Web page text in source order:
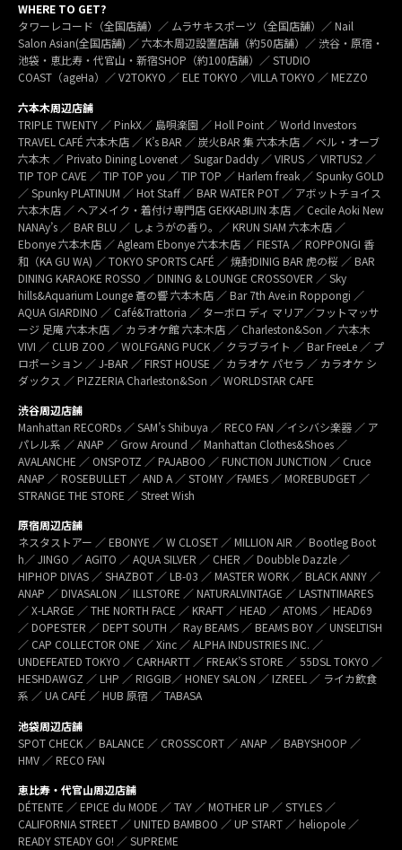
WHERE TO GET?
タワーレコード（全国店舗）／ ムラサキスポーツ（全国店舗）／ Nail
Salon Asian(全国店舗) ／ 六本木周辺設置店舗（約50店舗）／ 渋谷・原宿・
池袋・恵比寿・代官山・新宿SHOP（約100店舗）／ STUDIO
COAST（ageHa）／ V2TOKYO ／ ELE TOKYO ／VILLA TOKYO ／ MEZZO
六本木周辺店舗
TRIPLE TWENTY ／ PinkX／ 島唄楽園 ／ Holl Point ／ World Investors
TRAVEL CAFÉ 六本木店 ／ K’s BAR ／ 炭火BAR 集 六本木店 ／ ベル・オーブ
六本木 ／ Privato Dining Lovenet ／ Sugar Daddy ／ VIRUS ／ VIRTUS2 ／
TIP TOP CAVE ／ TIP TOP you ／ TIP TOP ／ Harlem freak ／ Spunky GOLD
／ Spunky PLATINUM ／ Hot Staff ／ BAR WATER POT ／ アボットチョイス
六本木店 ／ ヘアメイク・着付け専門店 GEKKABIJIN 本店 ／ Cecile Aoki New
NANAy’s ／ BAR BLU ／ しょうがの香り。／ KRUN SIAM 六本木店 ／
Ebonye 六本木店 ／ Agleam Ebonye 六本木店 ／ FIESTA ／ ROPPONGI 香
和（KA GU WA) ／ TOKYO SPORTS CAFÉ ／ 焼酎DINIG BAR 虎の桜 ／ BAR
DINING KARAOKE ROSSO ／ DINING & LOUNGE CROSSOVER ／ Sky
hills&Aquarium Lounge 蒼の響 六本木店 ／ Bar 7th Ave.in Roppongi ／
AQUA GIARDINO ／ Café&Trattoria ／ ターボロ ディ マリア／フットマッサ
ージ 足庵 六本木店 ／ カラオケ館 六本木店 ／ Charleston&Son ／ 六本木
VIVI ／ CLUB ZOO ／ WOLFGANG PUCK ／ クラブライト ／ Bar FreeLe ／ プ
ロポーション ／ J-BAR ／ FIRST HOUSE ／ カラオケ パセラ ／ カラオケ シ
ダックス ／ PIZZERIA Charleston&Son ／ WORLDSTAR CAFE
渋谷周辺店舗
Manhattan RECORDs ／ SAM’s Shibuya ／ RECO FAN ／イシバシ楽器 ／ ア
パレル系 ／ ANAP ／ Grow Around ／ Manhattan Clothes&Shoes ／
AVALANCHE ／ ONSPOTZ ／ PAJABOO ／ FUNCTION JUNCTION ／ Cruce
ANAP ／ ROSEBULLET ／ AND A ／ STOMY ／FAMES ／ MOREBUDGET ／
STRANGE THE STORE ／ Street Wish
原宿周辺店舗
ネスタストアー ／ EBONYE ／ W CLOSET ／ MILLION AIR ／ Bootleg Boot
h／ JINGO ／ AGITO ／ AQUA SILVER ／ CHER ／ Doubble Dazzle ／
HIPHOP DIVAS ／ SHAZBOT ／ LB-03 ／ MASTER WORK ／ BLACK ANNY ／
ANAP ／ DIVASALON ／ ILLSTORE ／ NATURALVINTAGE ／ LASTNTIMARES
／ X-LARGE ／ THE NORTH FACE ／ KRAFT ／ HEAD ／ ATOMS ／ HEAD69
／ DOPESTER ／ DEPT SOUTH ／ Ray BEAMS ／ BEAMS BOY ／ UNSELTISH
／ CAP COLLECTOR ONE ／ Xinc ／ ALPHA INDUSTRIES INC. ／
UNDEFEATED TOKYO ／ CARHARTT ／ FREAK’S STORE ／ 55DSL TOKYO ／
HESHDAWGZ ／ LHP ／ RIGGIB／ HONEY SALON ／ IZREEL ／ ライカ飲食
系 ／ UA CAFÉ ／ HUB 原宿 ／ TABASA
池袋周辺店舗
SPOT CHECK ／ BALANCE ／ CROSSCORT ／ ANAP ／ BABYSHOOP ／
HMV ／ RECO FAN
恵比寿・代官山周辺店舗
DÉTENTE ／ EPICE du MODE ／ TAY ／ MOTHER LIP ／ STYLES ／
CALIFORNIA STREET ／ UNITED BAMBOO ／ UP START ／ heliopole ／
READY STEADY GO! ／ SUPREME